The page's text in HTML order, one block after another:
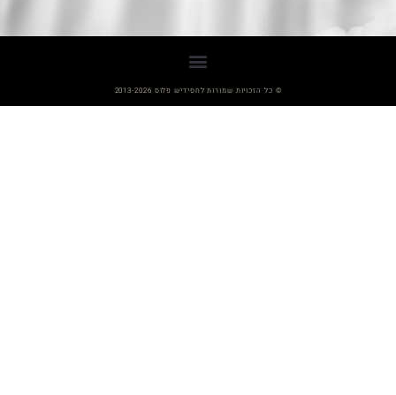
© כל הזכויות שמורות לחסידיש פלוס 2013-2026